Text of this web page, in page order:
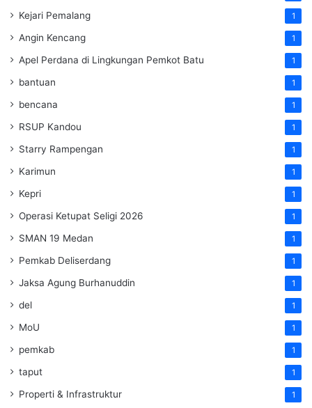
Kejari Pemalang 1
Angin Kencang 1
Apel Perdana di Lingkungan Pemkot Batu 1
bantuan 1
bencana 1
RSUP Kandou 1
Starry Rampengan 1
Karimun 1
Kepri 1
Operasi Ketupat Seligi 2026 1
SMAN 19 Medan 1
Pemkab Deliserdang 1
Jaksa Agung Burhanuddin 1
del 1
MoU 1
pemkab 1
taput 1
Properti & Infrastruktur 1